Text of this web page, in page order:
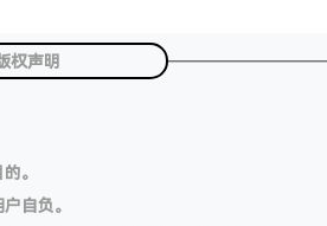
权声明
。
自负。